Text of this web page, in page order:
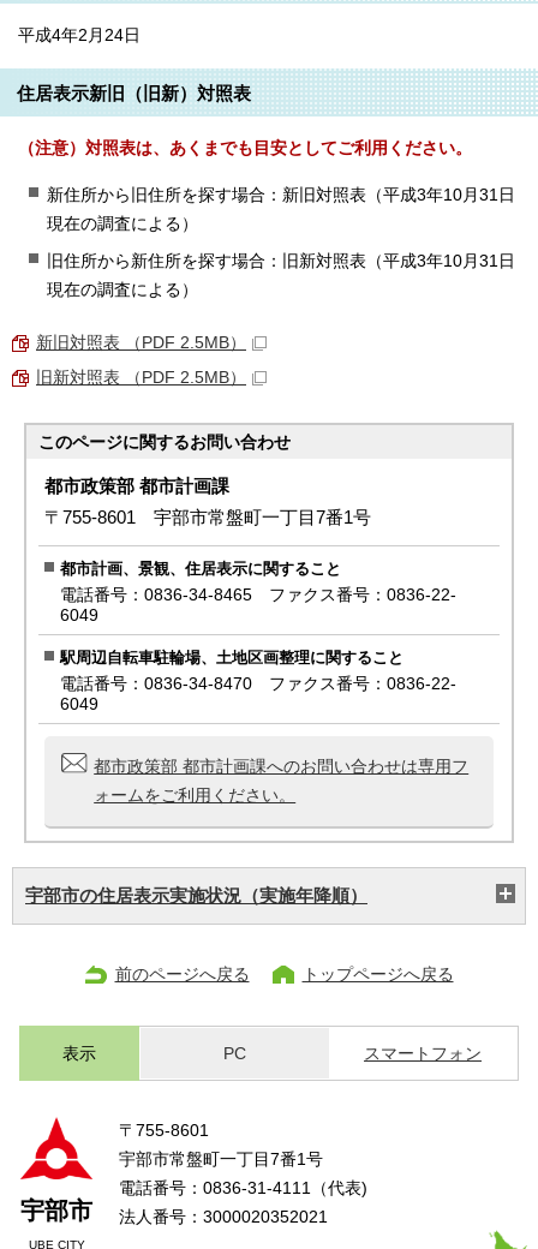
平成4年2月24日
住居表示新旧（旧新）対照表
（注意）対照表は、あくまでも目安としてご利用ください。
新住所から旧住所を探す場合：新旧対照表（平成3年10月31日
現在の調査による）
旧住所から新住所を探す場合：旧新対照表（平成3年10月31日
現在の調査による）
新旧対照表 （PDF 2.5MB）
旧新対照表 （PDF 2.5MB）
このページに関するお問い合わせ
都市政策部 都市計画課
〒755-8601 宇部市常盤町一丁目7番1号
都市計画、景観、住居表示に関すること
電話番号：0836-34-8465 ファクス番号：0836-22-
6049
駅周辺自転車駐輪場、土地区画整理に関すること
電話番号：0836-34-8470 ファクス番号：0836-22-
6049
都市政策部 都市計画課へのお問い合わせは専用フ
ォームをご利用ください。
宇部市の住居表示実施状況（実施年降順）
前のページへ戻る トップページへ戻る
表示 PC スマートフォン
宇部市
UBE CITY
〒755-8601
宇部市常盤町一丁目7番1号
電話番号：0836-31-4111（代表)
法人番号：3000020352021